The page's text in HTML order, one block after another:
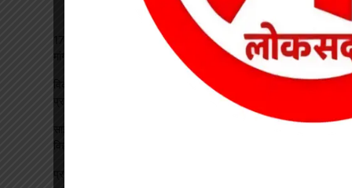
17 अगस्त की हड़ताल से पहले चेयरमैन ने बुलाई बैठक, बिजली कर्मियों की
विकसित भारत रोजगार मिशन पर खारंग में एकदिवसीय प्रशिक्षण, जनपद
प्रतिनिधियों ने सीखी योजनाओं के प्रभावी क्रियान्वयन की बारीकियां